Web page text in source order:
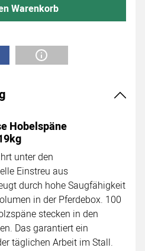
Warenkorb
Hobelspäne
unter den
Einstreu aus
durch hohe Saugfähigkeit
in der Pferdebox. 100
stecken in den
Das garantiert ein
täglichen Arbeit im Stall.